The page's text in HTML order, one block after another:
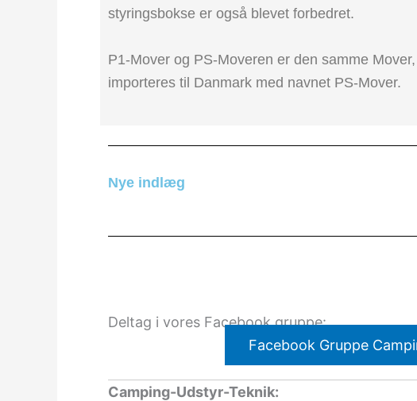
styringsbokse er også blevet forbedret.
P1-Mover og PS-Moveren er den samme
importeres til Danmark med navnet PS-Mover.
Nye indlæg
Deltag i vores Facebook gruppe:
Facebook Gruppe
Camping-Udstyr-Teknik: